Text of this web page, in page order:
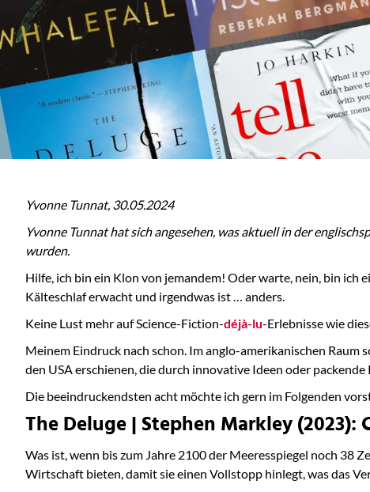
Yvonne Tunnat, 30.05.2024
Yvonne Tunnat hat sich angesehen, was aktuell in der
wurden.
Hilfe, ich bin ein Klon von jemandem! Oder warte, nein, bin
Kälteschlaf erwacht und irgendwas ist … anders.
Keine Lust mehr auf Science-Fiction-déjà-lu-Erlebnisse wie
Meinem Eindruck nach schon. Im anglo-amerikanischen Raum
den USA erschienen, die durch innovative Ideen oder
Die beeindruckendsten acht möchte ich gern im Folgenden
The Deluge | Stephen Markley (2023):
Was ist, wenn bis zum Jahre 2100 der Meeresspiegel noch 38
Wirtschaft bieten, damit sie einen Vollstopp hinlegt, was das